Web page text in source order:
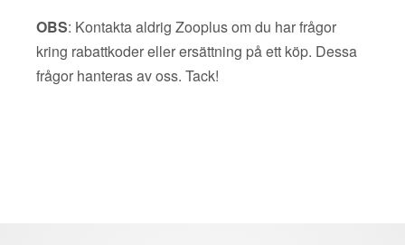
OBS: Kontakta aldrig Zooplus om du har frågor
kring rabattkoder eller ersättning på ett köp. Dessa
frågor hanteras av oss. Tack!